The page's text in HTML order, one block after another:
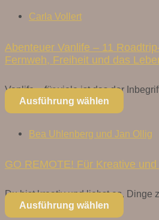
Carla Vollert
Abenteuer Vanlife – 11
Fernweh, Freiheit und das
Vanlife – für viele ist das der
Ausführung wählen
Bea Uhlenberg und Jan Ollig
GO REMOTE! Für Kreative und
Du bist kreativ und liebst es, Dinge
Ausführung wählen